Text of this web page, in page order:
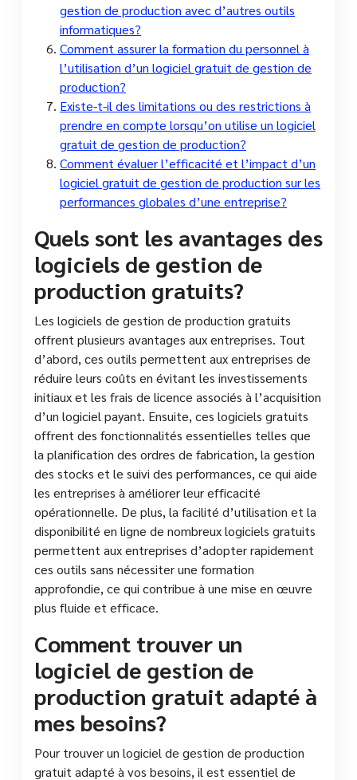
gestion de production avec d’autres outils
informatiques?
Comment assurer la formation du personnel à
l’utilisation d’un logiciel gratuit de gestion de
production?
Existe-t-il des limitations ou des restrictions à
prendre en compte lorsqu’on utilise un logiciel
gratuit de gestion de production?
Comment évaluer l’efficacité et l’impact d’un
logiciel gratuit de gestion de production sur les
performances globales d’une entreprise?
Quels sont les avantages des
logiciels de gestion de
production gratuits?
Les logiciels de gestion de production gratuits
offrent plusieurs avantages aux entreprises. Tout
d’abord, ces outils permettent aux entreprises de
réduire leurs coûts en évitant les investissements
initiaux et les frais de licence associés à l’acquisition
d’un logiciel payant. Ensuite, ces logiciels gratuits
offrent des fonctionnalités essentielles telles que
la planification des ordres de fabrication, la gestion
des stocks et le suivi des performances, ce qui aide
les entreprises à améliorer leur efficacité
opérationnelle. De plus, la facilité d’utilisation et la
disponibilité en ligne de nombreux logiciels gratuits
permettent aux entreprises d’adopter rapidement
ces outils sans nécessiter une formation
approfondie, ce qui contribue à une mise en œuvre
plus fluide et efficace.
Comment trouver un
logiciel de gestion de
production gratuit adapté à
mes besoins?
Pour trouver un logiciel de gestion de production
gratuit adapté à vos besoins, il est essentiel de